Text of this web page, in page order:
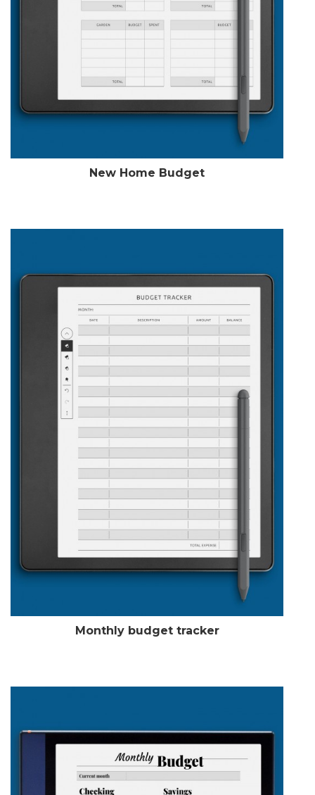
New Home Budget
Monthly budget tracker